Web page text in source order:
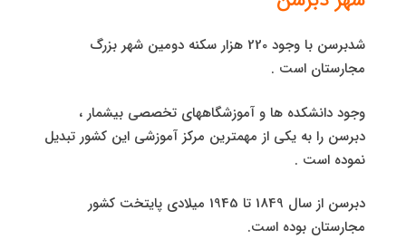
شدبرسن با وجود 220 هزار سکنه دومین شهر بزرگ
مجارستان است .
وجود دانشکده ها و آموزشگاههای تخصصی بیشمار ،
دبرسن را به یکی از مهمترین مرکز آموزشی این کشور تبدیل
نموده است .
دبرسن از سال 1849 تا 1945 میلادی پایتخت کشور
مجارستان بوده است.